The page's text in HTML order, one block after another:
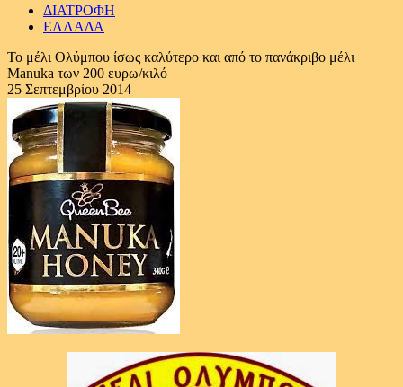
ΔΙΑΤΡΟΦΗ
ΕΛΛΑΔΑ
Το μέλι Ολύμπου ίσως καλύτερο και από το πανάκριβο μέλι
Manuka των 200 ευρω/κιλό
25 Σεπτεμβρίου 2014